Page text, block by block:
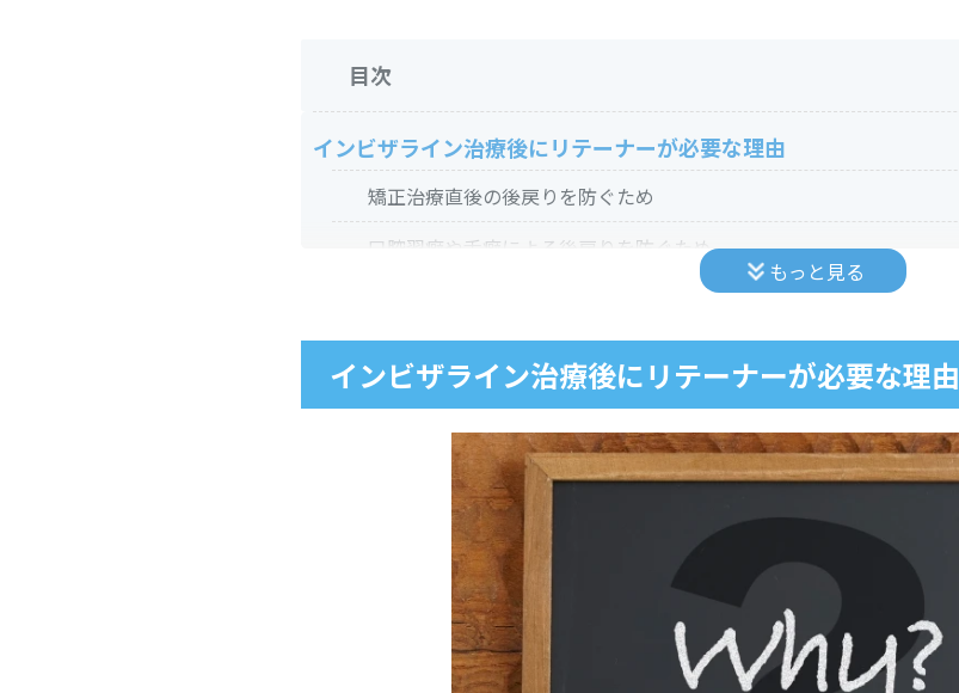
目次
インビザライン治療後にリテーナーが必要な理由
矯正治療直後の後戻りを防ぐため
口腔習癖や舌癖による後戻りを防ぐため
強引な治療は後戻りしやすいため
インビザラインのリテーナーの種類
ワイヤータイプ（フィックスタイプ）
マウスピースタイプ
ビベラリテーナー
プレートタイプ
リテーナーではインビザラインのアタッチメントはどうなる？
もっと見る
インビザライン治療後にリテーナーが必要な理由